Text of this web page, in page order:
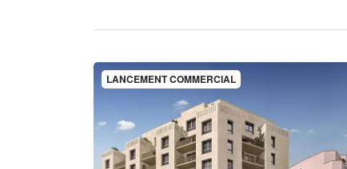
LANCEMENT COMMERCIAL